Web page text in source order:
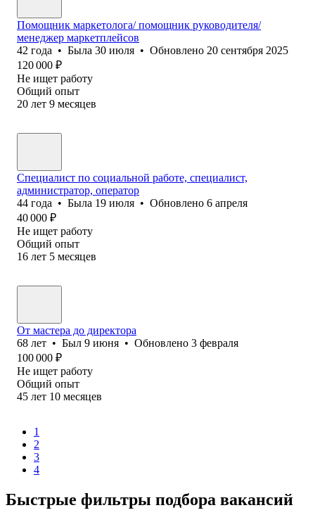
Помощник маркетолога/ помощник руководителя/
менеджер маркетплейсов
42 года • Была 30 июля • Обновлено 20 сентября 2025
120 000 ₽
Не ищет работу
Общий опыт
20 лет 9 месяцев
Специалист по социальной работе, специалист,
администратор, оператор
44 года • Была 19 июля • Обновлено 6 апреля
40 000 ₽
Не ищет работу
Общий опыт
16 лет 5 месяцев
От мастера до директора
68 лет • Был 9 июня • Обновлено 3 февраля
100 000 ₽
Не ищет работу
Общий опыт
45 лет 10 месяцев
1
2
3
4
Быстрые фильтры подбора вакансий